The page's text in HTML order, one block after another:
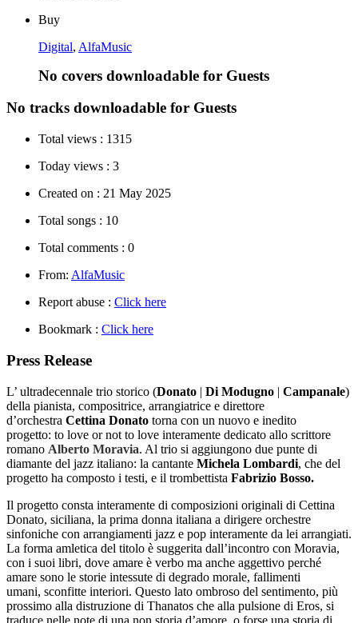
Buy
Digital, AlfaMusic
No covers downloadable for Guests
No tracks downloadable for Guests
Total views : 1315
Today views : 3
Created on : 21 May 2025
Total songs : 10
Total comments : 0
From: AlfaMusic
Report abuse : Click here
Bookmark : Click here
Press Release
L’ ultradecennale trio storico (Donato | Di Modugno | Campanale)
della pianista, compositrice, arrangiatrice e direttore
d’orchestra Cettina Donato torna con un nuovo e inedito
progetto: to love or not to love interamente dedicato allo scrittore
romano Alberto Moravia. Al trio si aggiungono due punte di
diamante del jazz italiano: la cantante Michela Lombardi, che del
progetto ha composto i testi, e il trombettista Fabrizio Bosso.
Il progetto consta interamente di composizioni originali di Cettina
Donato, siciliana, la prima donna italiana a dirigere orchestre
sinfoniche con arrangiamenti jazz e pop interamente da lei arrangiati.
La forma amletica del titolo è suggerita dall’incontro con Moravia,
con i suoi libri, dove amare è verbo ma anche aggettivo perché
amare sono le storie intessute di degrado morale, fallimenti
umani, sconfitte interiori. Questo lato ombroso del sentimento, più
prossimo alla distruzione di Thanatos che alla pulsione di Eros, si
traduce nelle note di una non storia d’amore, o forse una storia di